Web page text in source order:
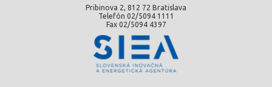
Pribinova 2, 812 72 Bratislava
Telefón 02/5094 1111
Fax 02/5094 4397